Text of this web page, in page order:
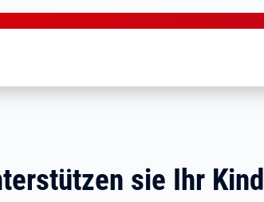
sie Ihr Kind